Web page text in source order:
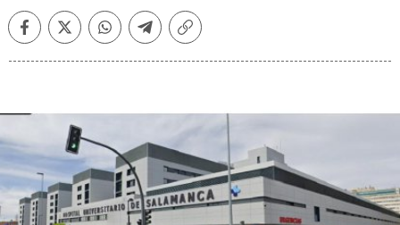
FacebookTwitterWhatsappTelegramCopiar